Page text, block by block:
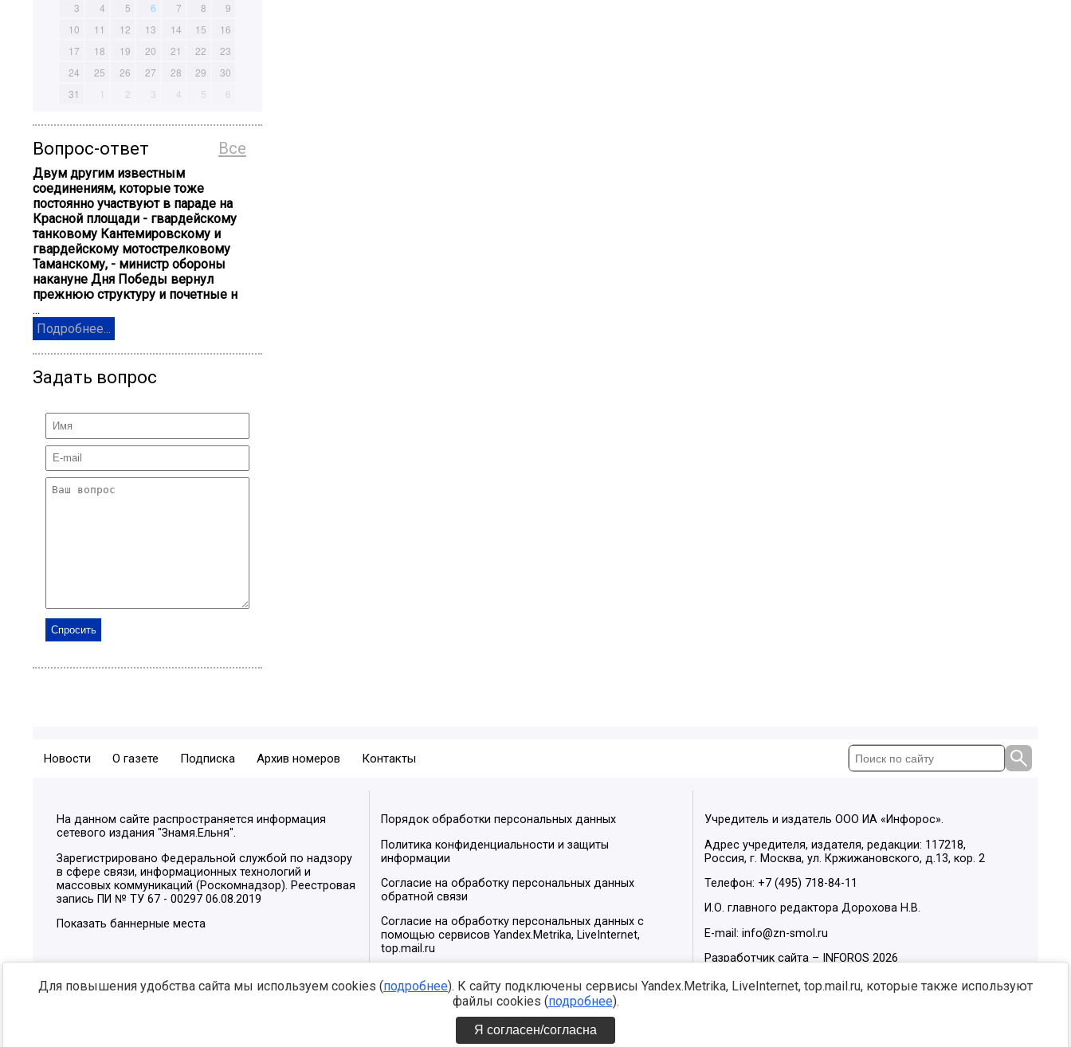
3
4 5 6 7 8
9
10
11 12 13 14 15
16
17
18 19 20 21 22
23
24
25 26 27 28 29
30
31
1 2 3 4 5 6
Все
Вопрос-ответ
Двум другим известным
соединениям, которые тоже
постоянно участвуют в параде на
Красной площади - гвардейскому
танковому Кантемировскому и
гвардейскому мотострелковому
Таманскому, - министр обороны
накануне Дня Победы вернул
прежнюю структуру и почетные н
...
Подробнее...
Задать вопрос
Новости О газете Подписка Архив номеров Контакты
На данном сайте распространяется информация
сетевого издания "Знамя.Ельня".
Зарегистрировано Федеральной службой по надзору
в сфере связи, информационных технологий и
массовых коммуникаций (Роскомнадзор). Реестровая
запись ПИ № ТУ 67 - 00297 06.08.2019
Показать баннерные места
Порядок обработки персональных данных
Политика конфиденциальности и защиты
информации
Согласие на обработку персональных данных
обратной связи
Согласие на обработку персональных данных с
помощью сервисов Yandex.Metrika, LiveInternet,
top.mail.ru
Учредитель и издатель ООО ИА «Инфорос».
Адрес учредителя, издателя, редакции: 117218,
Россия, г. Москва, ул. Кржижановского, д.13, кор. 2
Телефон: +7 (495) 718-84-11
И.О. главного редактора Дорохова Н.В.
E-mail: info@zn-smol.ru
Разработчик сайта –
INFOROS 2026
Мы в социальных сетях:
Для повышения удобства сайта мы используем cookies (подробнее). К сайту подключены сервисы Yandex.Metrika, LiveInternet, top.mail.ru, которые также используют
файлы cookies (подробнее).
Я согласен/согласна